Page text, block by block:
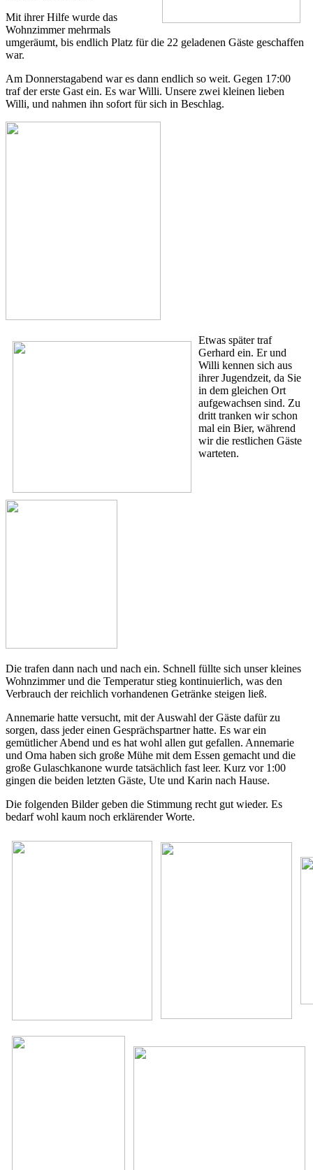
Mit ihrer Hilfe wurde das
Wohnzimmer mehrmals
umgeräumt, bis endlich Platz für die 22 geladenen Gäste geschaffen
war.
Am Donnerstagabend war es dann endlich so weit. Gegen 17:00
traf der erste Gast ein. Es war Willi. Unsere zwei kleinen lieben
Willi, und nahmen ihn sofort für sich in Beschlag.
Etwas später traf
Gerhard ein. Er und
Willi kennen sich aus
ihrer Jugendzeit, da Sie
in dem gleichen Ort
aufgewachsen sind. Zu
dritt tranken wir schon
mal ein Bier, während
wir die restlichen Gäste
warteten.
Die trafen dann nach und nach ein. Schnell füllte sich unser kleines
Wohnzimmer und die Temperatur stieg kontinuierlich, was den
Verbrauch der reichlich vorhandenen Getränke steigen ließ.
Annemarie hatte versucht, mit der Auswahl der Gäste dafür zu
sorgen, dass jeder einen Gesprächspartner hatte. Es war ein
gemütlicher Abend und es hat wohl allen gut gefallen. Annemarie
und Oma haben sich große Mühe mit dem Essen gemacht und die
große Gulaschkanone wurde tatsächlich fast leer. Kurz vor 1:00
gingen die beiden letzten Gäste, Ute und Karin nach Hause.
Die folgenden Bilder geben die Stimmung recht gut wieder. Es
bedarf wohl kaum noch erklärender Worte.